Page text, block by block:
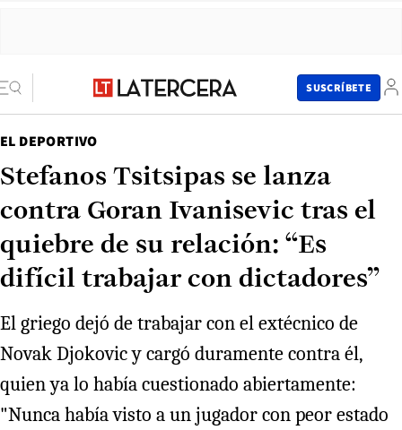
SUSCRÍBETE
EL DEPORTIVO
Stefanos Tsitsipas se lanza
contra Goran Ivanisevic tras el
quiebre de su relación: “Es
difícil trabajar con dictadores”
El griego dejó de trabajar con el extécnico de
Novak Djokovic y cargó duramente contra él,
quien ya lo había cuestionado abiertamente:
"Nunca había visto a un jugador con peor estado